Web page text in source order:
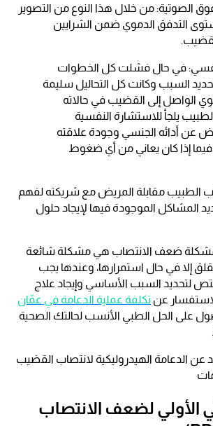
فوق الصوتية: من خلال هذا النوع من التصوير
التدفق الدموي ضمن الشرايين
في حال فشلت كل الخطوات
السبب وكانت كل التحاليل سليمة
الواصل إلى القضيب في حالاته
الطبيب يلجأ للاستشارة النفسية
عن أدائه الجنسي وجودة علاقته
إذا كان يعاني من أي ضغوط
الطبيب مقابلة المريض مع شريكته لفهم
المشاكل الموجودة فيها لإيجاد حلول
مشكلة ضعف الانتصاب هي مشكلة شائعة
إلا في حال استمرارها، وعندها يجب
لتحديد السبب الأساسي وإيجاد علاج
عن تكلفة عملية الدعامة في عمّان
على الحل الطبي الأنسب لحالتك الصحية
عن الدعامة الهيدروليكية لانتصاب القضيب
الأولي لضعف الانتصاب